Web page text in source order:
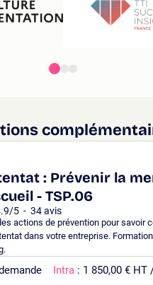
: Prévenir la
- TSP.06
/5 - 34avis
actions de prévention pour savoir
dans votre entreprise.
Intra : 1 850,00 € HT